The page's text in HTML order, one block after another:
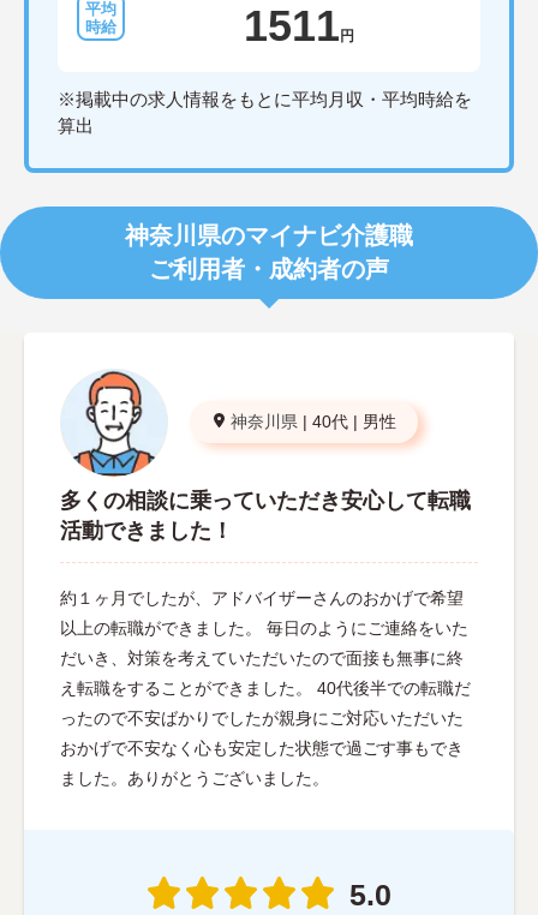
1511 円
※掲載中の求人情報をもとに平均月収・平均時給を
算出
神奈川県のマイナビ介護職
ご利用者・成約者の声
神奈川県 | 40代 | 男性
多くの相談に乗っていただき安心して転職
活動できました！
約１ヶ月でしたが、アドバイザーさんのおかげで希望
以上の転職ができました。 毎日のようにご連絡をいた
だいき、対策を考えていただいたので面接も無事に終
え転職をすることができました。 40代後半での転職だ
ったので不安ばかりでしたが親身にご対応いただいた
おかげで不安なく心も安定した状態で過ごす事もでき
ました。ありがとうございました。
5.0